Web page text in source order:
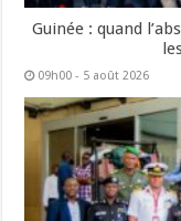
Guinée : quand
09h00 - 5 août 2026